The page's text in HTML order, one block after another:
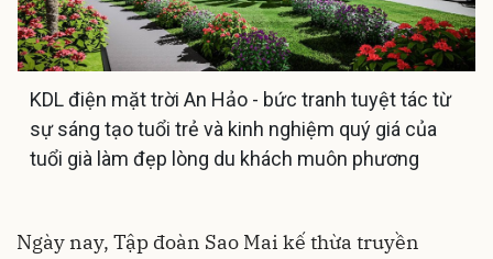
KDL điện mặt trời An Hảo - bức tranh tuyệt tác từ
sự sáng tạo tuổi trẻ và kinh nghiệm quý giá của
tuổi già làm đẹp lòng du khách muôn phương
Ngày nay, Tập đoàn Sao Mai kế thừa truyền